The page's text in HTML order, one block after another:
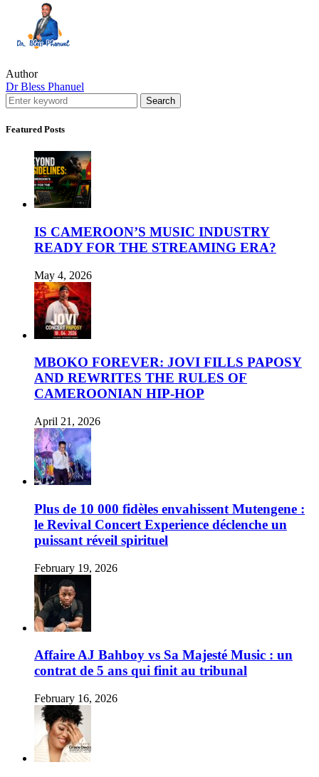
Author
Dr Bless Phanuel
Search
Featured Posts
IS CAMEROON’S MUSIC INDUSTRY
READY FOR THE STREAMING ERA?
May 4, 2026
MBOKO FOREVER: JOVI FILLS PAPOSY
AND REWRITES THE RULES OF
CAMEROONIAN HIP-HOP
April 21, 2026
Plus de 10 000 fidèles envahissent Mutengene :
le Revival Concert Experience déclenche un
puissant réveil spirituel
February 19, 2026
Affaire AJ Bahboy vs Sa Majesté Music : un
contrat de 5 ans qui finit au tribunal
February 16, 2026